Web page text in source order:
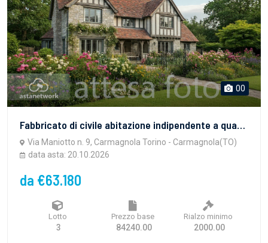
00
Fabbricato di civile abitazione indipendente a quattro lati elevato a due piani fuori terra entrostante a terreno della superficie di mq 3.673 composto da unità censite ai subalterni 2, 3 e 4 (Abitazione, magazzino e tettoia).
Via Maniotto n. 9, Carmagnola Torino - Carmagnola(TO)
data asta: 20.10.2026
da €63.180
Lotto
3
Prezzo base
84240.00
Rialzo minimo
2000.00